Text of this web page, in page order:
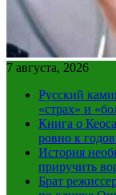
7 августа, 2026
Русский
«страх» и
Книга о
ровно к
История
приручить
Брат